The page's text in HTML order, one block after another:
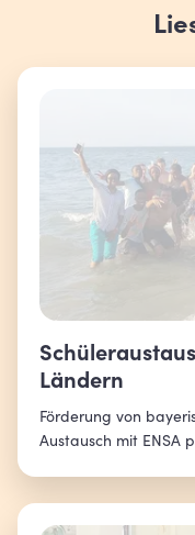
Ländern
Förderung von
Austausch mit ENSA